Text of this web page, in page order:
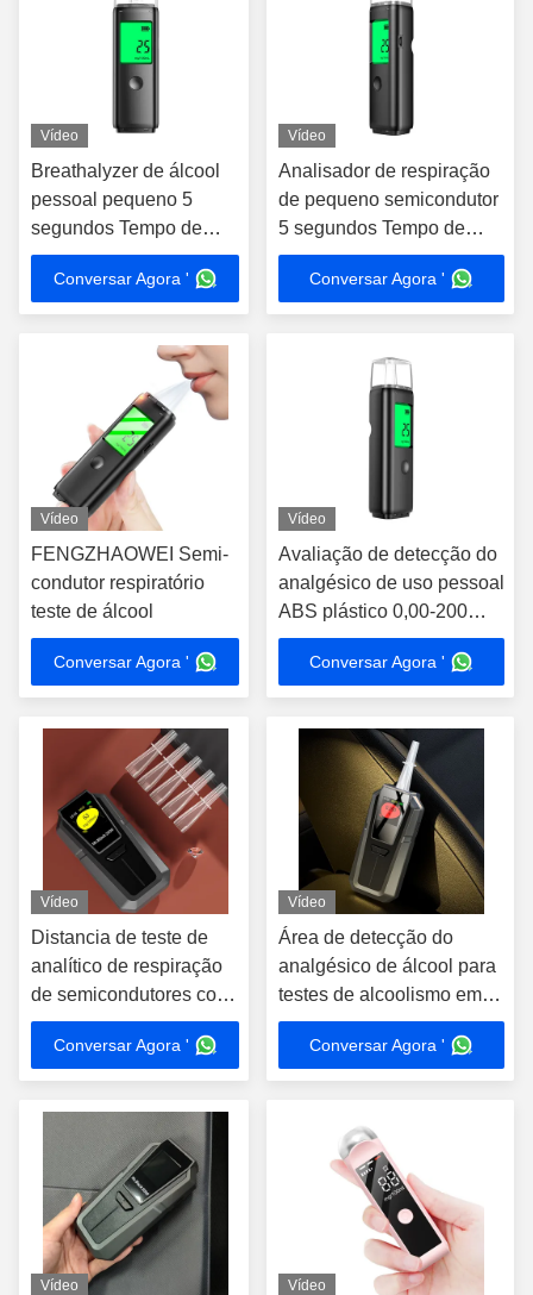
Vídeo
Breathalyzer de álcool
pessoal pequeno 5
segundos Tempo de
resposta Sr. Black05
Conversar Agora '
Vídeo
Analisador de respiração
de pequeno semicondutor
5 segundos Tempo de
resposta
Conversar Agora '
Vídeo
FENGZHAOWEI Semi-
condutor respiratório
teste de álcool
Conversar Agora '
Vídeo
Avaliação de detecção do
analgésico de uso pessoal
ABS plástico 0,00-200
mg/100 ml
Conversar Agora '
Vídeo
Distancia de teste de
analítico de respiração
de semicondutores com
precisão 3-5 Cm Faixa
de detecção 0-400
mg/100 ml
Conversar Agora '
Vídeo
Área de detecção do
analgésico de álcool para
testes de alcoolismo em
fossa bucal altamente
sensível 0,00-400 mg/100
ml
Conversar Agora '
Vídeo Vídeo